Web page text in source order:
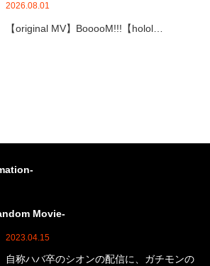
2026.08.01
【original MV】BooooM!!!【holol…
Movie-
2023.04.15
自称ハバ卒のシオンの配信に、ガチモンの